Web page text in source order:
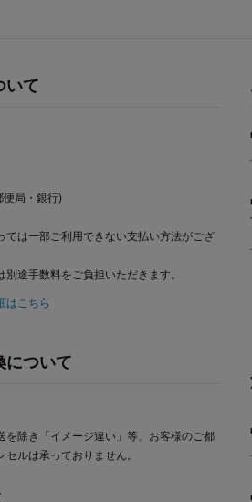
いて
便局・銀行)
は一部ご利用できない支払い方法がござ
途手数料をご負担いただきます。
はこちら
について
を除き「イメージ違い」等、お客様のご都
ルは承っておりません。